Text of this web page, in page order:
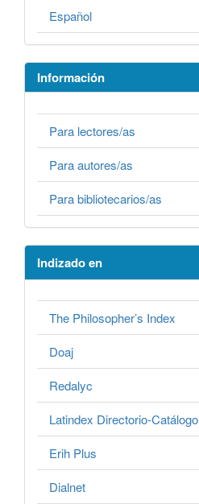
Español
Información
Para lectores/as
Para autores/as
Para bibliotecarios/as
Indizado en
The Philosopher’s Index
Doaj
Redalyc
Latindex Directorio-Catálogo
Erih Plus
Dialnet